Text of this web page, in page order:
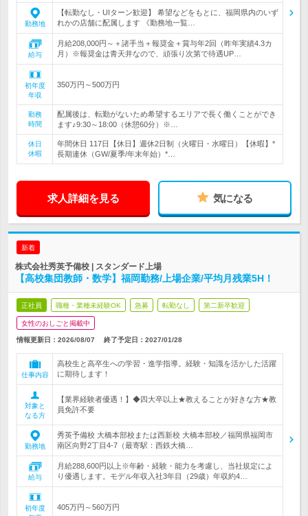
勤務地
【転勤なし・UIターン歓迎】 希望などをもとに、福岡県内のいず
れかの店舗に配属します 《勤務地一覧…
給与
月給208,000円～＋諸手当＋報奨金＋賞与年2回（昨年実績4.3カ
月）※報奨金は青天井なので、頑張り次第で待遇UP…
初年度
年収
350万円～500万円
勤務
時間
配属後は、転勤がないため希望するエリアで長く働くことができ
ます♪9:30～18:00（休憩60分）※…
休日
休暇
年間休日 117日【休日】週休2日制（火曜日・水曜日）【休暇】*
長期連休（GW/夏季/年末年始）*…
求人詳細を見る 気になる
新着
株式会社秀英予備校 | スタンダード上場
【高校集団教師・数学】福岡勤務/上場企業/平均月残業5H！
正社員 職種・業種未経験OK 急募 転勤なし 第二新卒歓迎
女性のおしごと掲載中
情報更新日：2026/08/07 終了予定日： 2027/01/28
仕事内容
高校生と高卒生への学習・進学指導。経験・知識を活かした活躍
に期待します！
対象と
なる方
【業界経験者優遇！】◆四大卒以上★教えることが好きな方★教
員免許不要
勤務地
秀英予備校 大橋本部校または西新校 大橋本部校／福岡県福岡市
南区向野2丁目4-7（最寄駅：西鉄大橋…
給与
月給288,600円以上※年齢・経験・能力を考慮し、当社規定によ
り優遇します。モデル年収入社3年目（29歳）年収約4…
初年度
405万円～560万円